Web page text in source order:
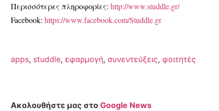
Περισσότερες πληροφορίες:http://www.studdle.gr/
Facebook:https://www.facebook.com/Studdle.gr
apps, studdle, εφαρμογή, συνεντεύξεις,φοιτητές
Ακολουθήστε μας στοGoogle News